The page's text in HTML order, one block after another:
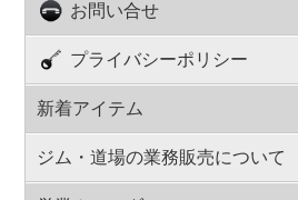
お問い合せ
プライバシーポリシー
新着アイテム
ジム・道場の業務販売について